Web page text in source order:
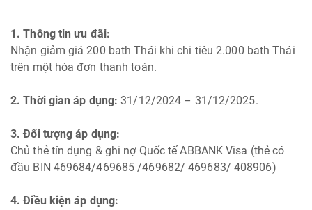
1. Thông tin ưu đãi:
Nhận giảm giá 200 bath Thái khi chi tiêu 2.000 bath Thái
trên một hóa đơn thanh toán.
2. Thời gian áp dụng: 31/12/2024 – 31/12/2025.
3. Đối tượng áp dụng:
Chủ thẻ tín dụng & ghi nợ Quốc tế ABBANK Visa (thẻ có
đầu BIN 469684/469685 /469682/ 469683/ 408906)
4. Điều kiện áp dụng: